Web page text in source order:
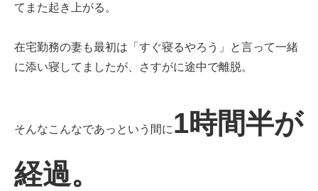
てまた起き上がる。
在宅勤務の妻も最初は「すぐ寝るやろう」と言って一緒
に添い寝してましたが、さすがに途中で離脱。
そんなこんなであっという間に 1時間半が
経過。